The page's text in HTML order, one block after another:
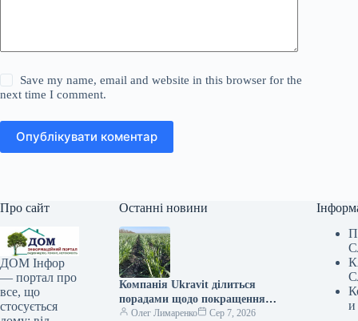
Save my name, email and website in this browser for the
next time I comment.
Опублікувати коментар
Про сайт
ДОМ Інфор
— портал про
все, що
стосується
Останні новини
Компанія Ukravit ділиться
порадами щодо покращення
схожості та зимостійкості
Олег Лимаренко
Сер 7, 2026
и